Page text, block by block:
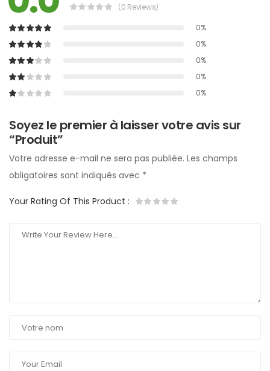
(0 Reviews)
0%
0%
0%
0%
0%
Soyez le premier à laisser votre avis sur
“Produit”
Votre adresse e-mail ne sera pas publiée. Les champs
obligatoires sont indiqués avec *
Your Rating Of This Product :